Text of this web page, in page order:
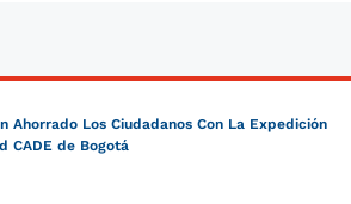
principal
Ahorrado Los Ciudadanos Con La Expedición
CADE de Bogotá